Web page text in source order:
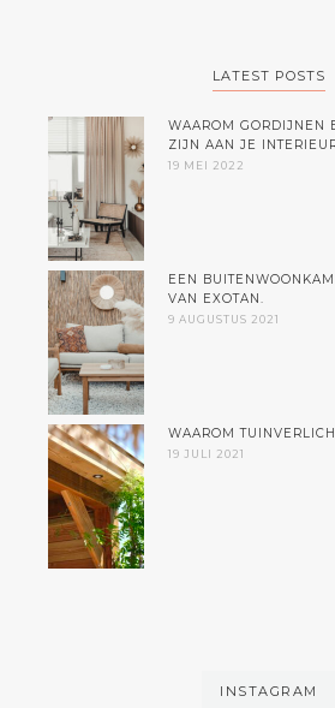
LATEST POSTS
WAAROM GORDIJNEN
ZIJN AAN JE
19 MEI 2022
EEN
VAN EXOTAN.
9 AUGUSTUS 2021
WAAROM
19 JULI 2021
INSTAGRAM